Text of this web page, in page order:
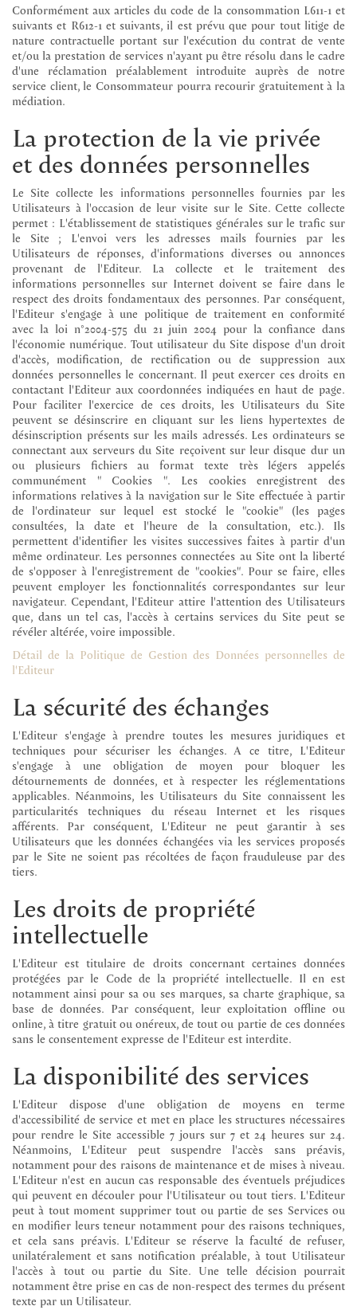
Conformément aux articles du code de la consommation L611-1 et
suivants et R612-1 et suivants, il est prévu que pour tout litige de
nature contractuelle portant sur l'exécution du contrat de vente
et/ou la prestation de services n'ayant pu être résolu dans le cadre
d'une réclamation préalablement introduite auprès de notre
service client, le Consommateur pourra recourir gratuitement à la
médiation.
La protection de la vie privée
et des données personnelles
Le Site collecte les informations personnelles fournies par les
Utilisateurs à l'occasion de leur visite sur le Site. Cette collecte
permet : L'établissement de statistiques générales sur le trafic sur
le Site ; L'envoi vers les adresses mails fournies par les
Utilisateurs de réponses, d'informations diverses ou annonces
provenant de l'Editeur. La collecte et le traitement des
informations personnelles sur Internet doivent se faire dans le
respect des droits fondamentaux des personnes. Par conséquent,
l'Editeur s'engage à une politique de traitement en conformité
avec la loi n°2004-575 du 21 juin 2004 pour la confiance dans
l'économie numérique. Tout utilisateur du Site dispose d'un droit
d'accès, modification, de rectification ou de suppression aux
données personnelles le concernant. Il peut exercer ces droits en
contactant l'Editeur aux coordonnées indiquées en haut de page.
Pour faciliter l'exercice de ces droits, les Utilisateurs du Site
peuvent se désinscrire en cliquant sur les liens hypertextes de
désinscription présents sur les mails adressés. Les ordinateurs se
connectant aux serveurs du Site reçoivent sur leur disque dur un
ou plusieurs fichiers au format texte très légers appelés
communément " Cookies ". Les cookies enregistrent des
informations relatives à la navigation sur le Site effectuée à partir
de l'ordinateur sur lequel est stocké le "cookie" (les pages
consultées, la date et l'heure de la consultation, etc.). Ils
permettent d'identifier les visites successives faites à partir d'un
même ordinateur. Les personnes connectées au Site ont la liberté
de s'opposer à l'enregistrement de "cookies". Pour se faire, elles
peuvent employer les fonctionnalités correspondantes sur leur
navigateur. Cependant, l'Editeur attire l'attention des Utilisateurs
que, dans un tel cas, l'accès à certains services du Site peut se
révéler altérée, voire impossible.
Détail de la Politique de Gestion des Données personnelles de
l'Editeur
La sécurité des échanges
L'Editeur s'engage à prendre toutes les mesures juridiques et
techniques pour sécuriser les échanges. A ce titre, L'Editeur
s'engage à une obligation de moyen pour bloquer les
détournements de données, et à respecter les réglementations
applicables. Néanmoins, les Utilisateurs du Site connaissent les
particularités techniques du réseau Internet et les risques
afférents. Par conséquent, L'Editeur ne peut garantir à ses
Utilisateurs que les données échangées via les services proposés
par le Site ne soient pas récoltées de façon frauduleuse par des
tiers.
Les droits de propriété
intellectuelle
L'Editeur est titulaire de droits concernant certaines données
protégées par le Code de la propriété intellectuelle. Il en est
notamment ainsi pour sa ou ses marques, sa charte graphique, sa
base de données. Par conséquent, leur exploitation offline ou
online, à titre gratuit ou onéreux, de tout ou partie de ces données
sans le consentement expresse de l'Editeur est interdite.
La disponibilité des services
L'Editeur dispose d'une obligation de moyens en terme
d'accessibilité de service et met en place les structures nécessaires
pour rendre le Site accessible 7 jours sur 7 et 24 heures sur 24.
Néanmoins, L'Editeur peut suspendre l'accès sans préavis,
notamment pour des raisons de maintenance et de mises à niveau.
L'Editeur n'est en aucun cas responsable des éventuels préjudices
qui peuvent en découler pour l'Utilisateur ou tout tiers. L'Editeur
peut à tout moment supprimer tout ou partie de ses Services ou
en modifier leurs teneur notamment pour des raisons techniques,
et cela sans préavis. L'Editeur se réserve la faculté de refuser,
unilatéralement et sans notification préalable, à tout Utilisateur
l'accès à tout ou partie du Site. Une telle décision pourrait
notamment être prise en cas de non-respect des termes du présent
texte par un Utilisateur.